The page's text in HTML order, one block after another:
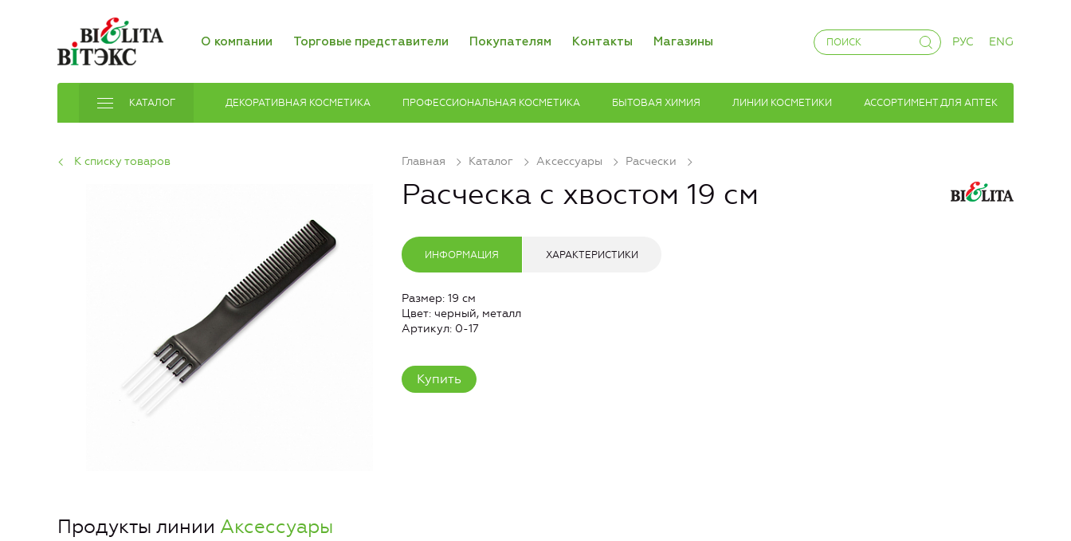
О компании Торговые представители Покупателям Контакты Магазины РУС ENG
КАТАЛОГ ДЕКОРАТИВНАЯ КОСМЕТИКА ПРОФЕССИОНАЛЬНАЯ КОСМЕТИКА БЫТОВАЯ ХИМИЯ ЛИНИИ КОСМЕТИКИ АССОРТИМЕНТ ДЛЯ АПТЕК
Главная Каталог Аксессуары Расчески
К списку товаров
Расческа с хвостом 19 см
ИНФОРМАЦИЯ ХАРАКТЕРИСТИКИ
Размер: 19 см
Цвет: черный, металл
Артикул: 0-17
Купить
Продукты линии Аксессуары